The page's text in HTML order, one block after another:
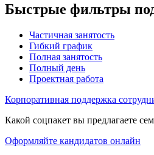
Быстрые фильтры
Частичная занятость
Гибкий график
Полная занятость
Полный день
Проектная работа
Корпоративная поддержка
Какой соцпакет вы предлагаете
Оформляйте кандидатов онлайн